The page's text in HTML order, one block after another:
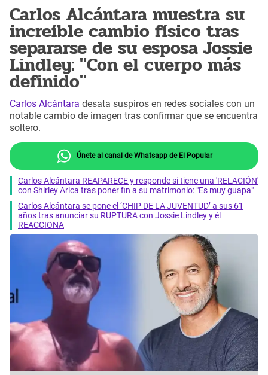
Carlos Alcántara muestra su
increíble cambio físico tras
separarse de su esposa Jossie
Lindley: "Con el cuerpo más
definido"
Carlos Alcántara desata suspiros en redes sociales con un
notable cambio de imagen tras confirmar que se encuentra
soltero.
Únete al canal de Whatsapp de El Popular
Carlos Alcántara REAPARECE y responde si tiene una 'RELACIÓN'
con Shirley Arica tras poner fin a su matrimonio: "Es muy guapa"
Carlos Alcántara se pone el ‘CHIP DE LA JUVENTUD’ a sus 61
años tras anunciar su RUPTURA con Jossie Lindley y él
REACCIONA